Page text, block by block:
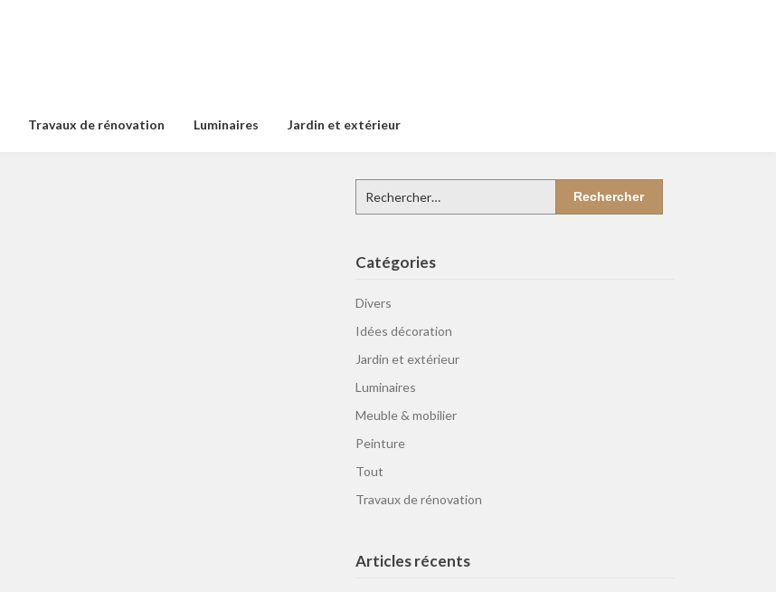
Travaux de rénovation Luminaires Jardin et extérieur
Catégories
Divers
Idées décoration
Jardin et extérieur
Luminaires
Meuble & mobilier
Peinture
Tout
Travaux de rénovation
Articles récents